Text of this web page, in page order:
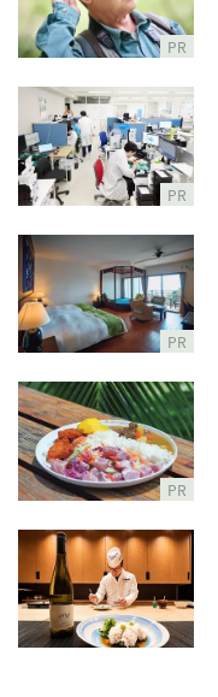
PR
PR
PR
PR